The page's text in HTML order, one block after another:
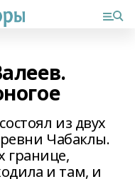
из двух
Чабаклы.
границе,
и там, и